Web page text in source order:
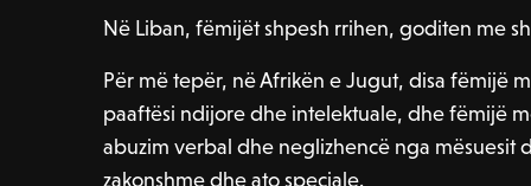
Në Liban, fëmijët shpesh rrihen, goditen me
Për më tepër, në Afrikën e Jugut, disa fëmijë
paaftësi ndijore dhe intelektuale, dhe fëmijë
abuzim verbal dhe neglizhencë nga mësuesit
zakonshme dhe ato speciale.